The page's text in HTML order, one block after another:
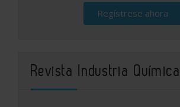
Regístrese ahora
Revista Industria Química